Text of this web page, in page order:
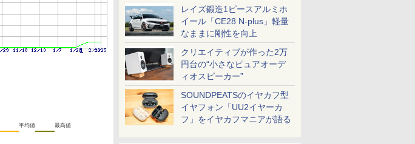
レイズ鍛造1ピースアルミホ
イール「CE28 N-plus」軽量
なままに剛性を向上
クリエイティブが作った2万
円台の“小さなピュアオーデ
ィオスピーカー”
SOUNDPEATSのイヤカフ型
イヤフォン「UU2イヤーカ
フ」をイヤカフマニアが語る
平均値 最高値